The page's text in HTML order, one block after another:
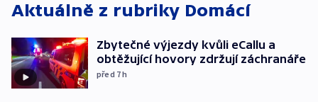
Aktuálně z rubriky Domácí
Zbytečné výjezdy kvůli eCallu a
obtěžující hovory zdržují záchranáře
před 7h